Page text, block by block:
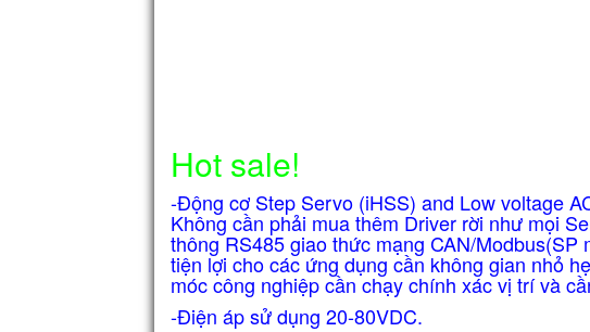
Hot sale!
-Động cơ Step Servo (iHSS) and Low voltage
Không cần phải mua thêm Driver rời như mọi
thông RS485 giao thức mạng CAN/
tiện lợi cho các ứng dụng cần không gian nhỏ
móc công nghiệp cần chạy chính xác vị trí và
-Điện áp sử dụng 20-80VDC.